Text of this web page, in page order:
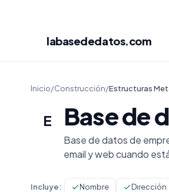
labasededatos.com
Inicio/Construcción/Estructuras
E Base de
Base de datos de
email y web cuando
Incluye: Nombre Dirección